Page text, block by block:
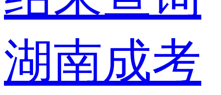
湖南成考